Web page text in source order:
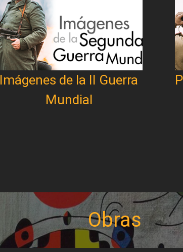
Imágenes de la II Guerra
Mundial
Obras